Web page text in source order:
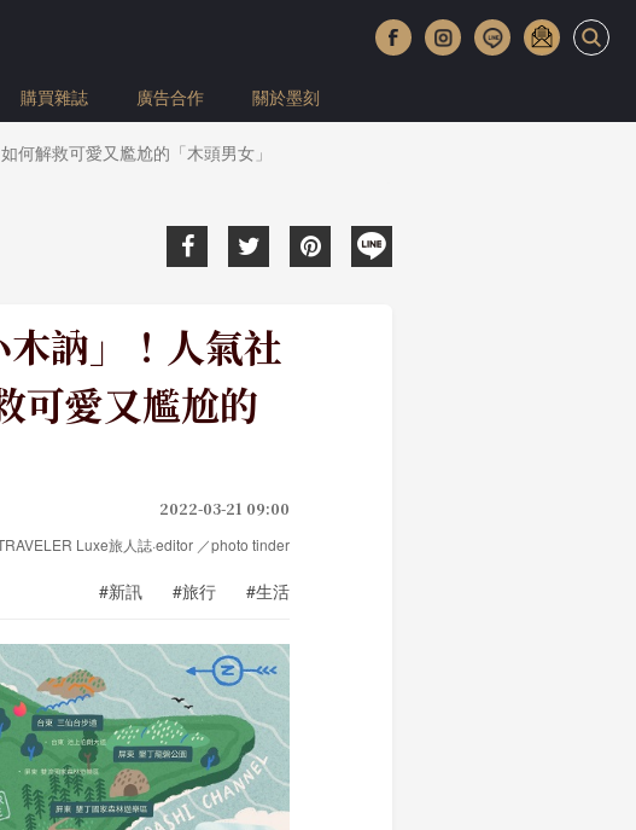
購買雜誌 廣告合作 關於墨刻
何解救可愛又尷尬的「木頭男女」
訥」！人氣社
可愛又尷尬的
2022-03-21 09:00
Luxe旅人誌·editor ／photo tinder
#新訊 #旅行 #生活